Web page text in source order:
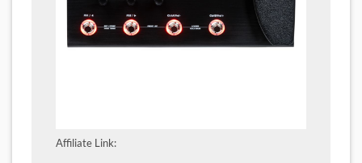
Affiliate Link: